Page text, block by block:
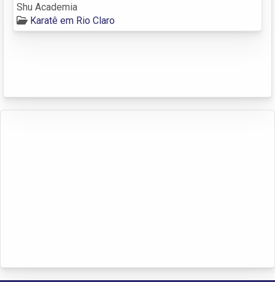
Shu Academia
Karatê em Rio Claro